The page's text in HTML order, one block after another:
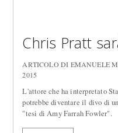
Chris Pratt
ARTICOLO DI EMANUELE
2015
L'attore che ha interpretato
potrebbe diventare il divo di
"tesi di Amy Farrah Fowler".